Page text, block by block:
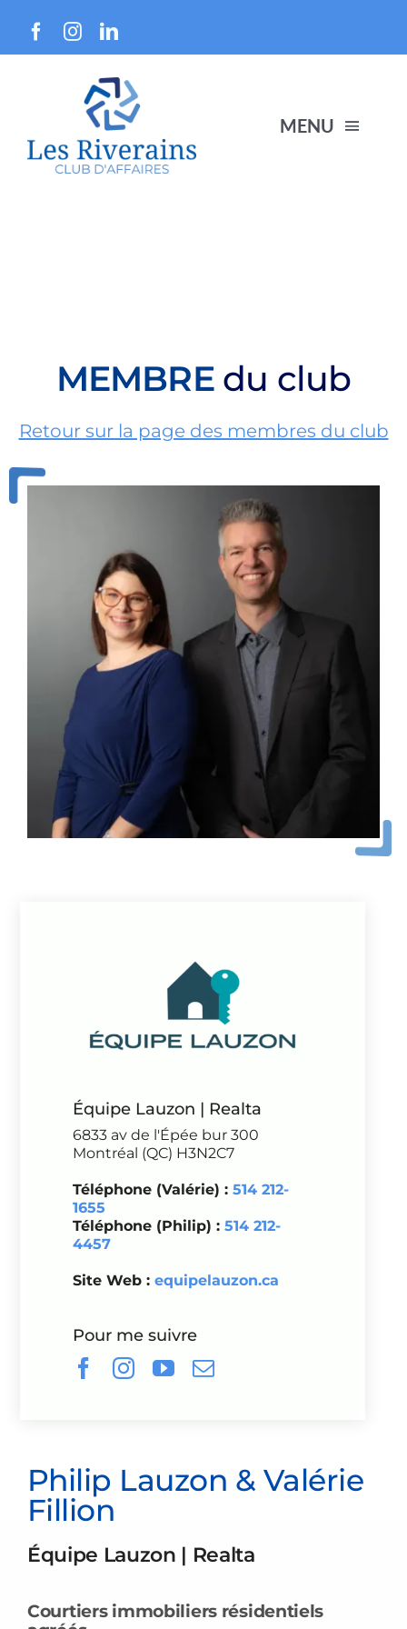
content
MENU
Devenir membre
MEMBREdu club
Retour sur la page des membres du club
Équipe Lauzon | Realta
6833 av de l'Épée bur 300
Montréal (QC) H3N2C7
Téléphone (Valérie) : 514 212-
1655
Téléphone (Philip) : 514 212-
4457
Site Web : equipelauzon.ca
Pour me suivre
Philip Lauzon & Valérie
Fillion
Équipe Lauzon | Realta
Courtiers immobiliers résidentiels